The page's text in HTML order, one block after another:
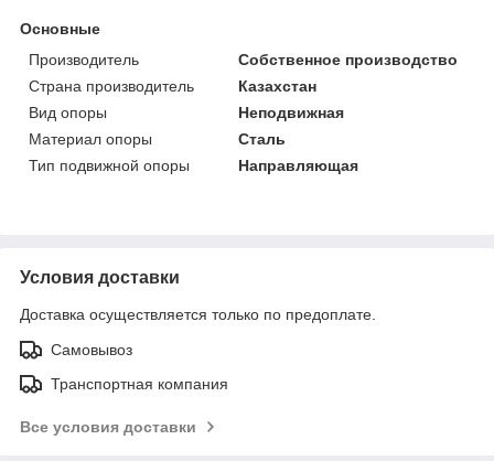
Основные
Производитель
Собственное производство
Страна производитель
Казахстан
Вид опоры
Неподвижная
Материал опоры
Сталь
Тип подвижной опоры
Направляющая
Условия доставки
Доставка осуществляется только по предоплате.
Самовывоз
Транспортная компания
Все условия доставки